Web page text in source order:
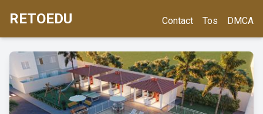
RETOEDU Contact Tos DMCA